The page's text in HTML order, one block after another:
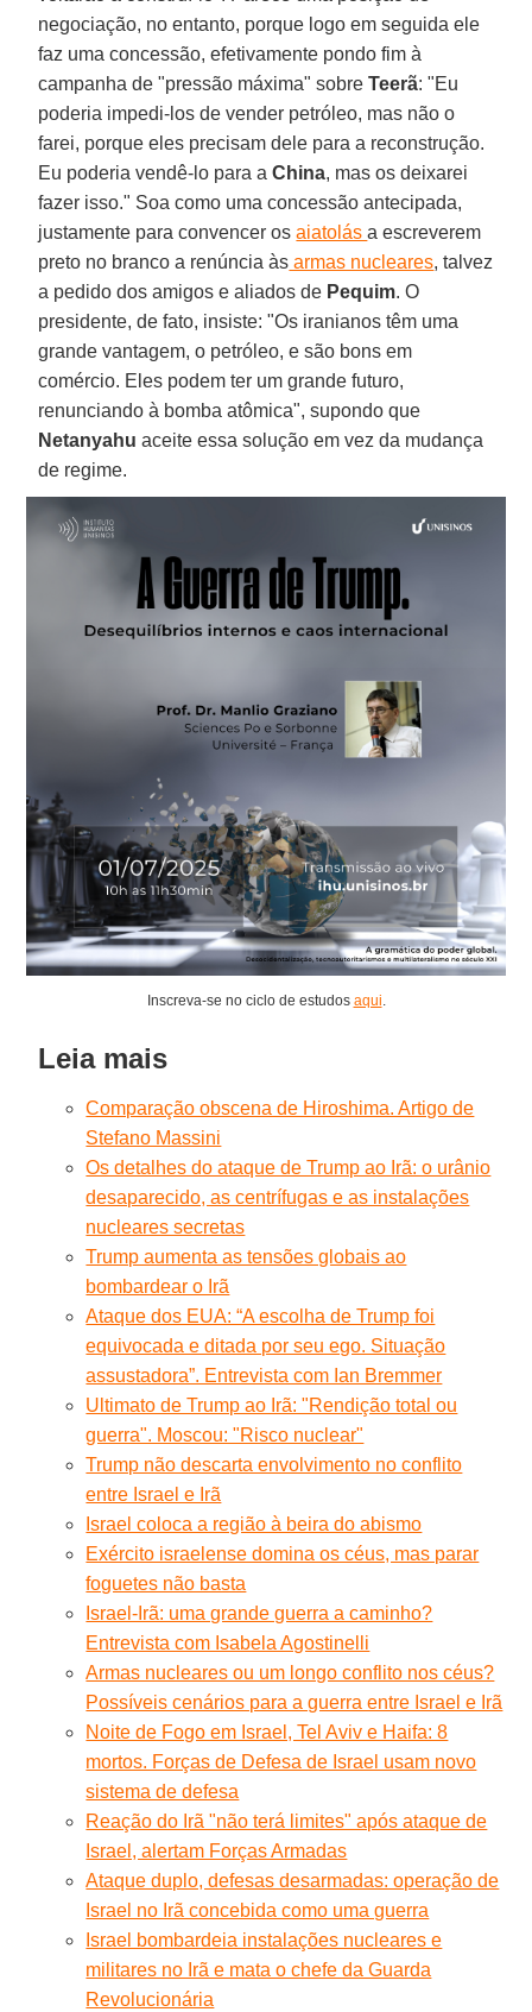
negociação, no entanto, porque logo em seguida ele
faz uma concessão, efetivamente pondo fim à
campanha de "pressão máxima" sobreTeerã: "Eu
poderia impedi-los de vender petróleo, mas não o
farei, porque eles precisam dele para a reconstrução.
Eu poderia vendê-lo para aChina, mas os deixarei
fazer isso." Soa como uma concessão antecipada,
justamente para convencer osaiatolása escreverem
preto no branco a renúncia às armas nucleares, talvez
a pedido dos amigos e aliados de Pequim. O
presidente, de fato, insiste: "Os iranianos têm uma
grande vantagem, o petróleo, e são bons em
comércio. Eles podem ter um grande futuro,
renunciando à bomba atômica", supondo que
Netanyahu aceite essa solução em vez da mudança
de regime.
Inscreva-se no ciclo de estudos aqui
Leia mais
Comparação obscena de Hiroshima. Artigo de
Stefano Massini
Os detalhes do ataque de Trump ao Irã: o urânio
desaparecido, as centrífugas e as instalações
nucleares secretas
Trump aumenta as tensões globais ao
bombardear o Irã
Ataque dos EUA: “A escolha de Trump foi
equivocada e ditada por seu ego. Situação
assustadora”. Entrevista com Ian Bremmer
Ultimato de Trump ao Irã: "Rendição total ou
guerra". Moscou: "Risco nuclear"
Trump não descarta envolvimento no conflito
entre Israel e Irã
Israel coloca a região à beira do abismo
Exército israelense domina os céus, mas parar
foguetes não basta
Israel-Irã: uma grande guerra a caminho?
Entrevista com Isabela Agostinelli
Armas nucleares ou um longo conflito nos céus?
Possíveis cenários para a guerra entre Israel e Irã
Noite de Fogo em Israel, Tel Aviv e Haifa: 8
mortos. Forças de Defesa de Israel usam novo
sistema de defesa
Reação do Irã "não terá limites" após ataque de
Israel, alertam Forças Armadas
Ataque duplo, defesas desarmadas: operação de
Israel no Irã concebida como uma guerra
Israel bombardeia instalações nucleares e
militares no Irã e mata o chefe da Guarda
Revolucionária